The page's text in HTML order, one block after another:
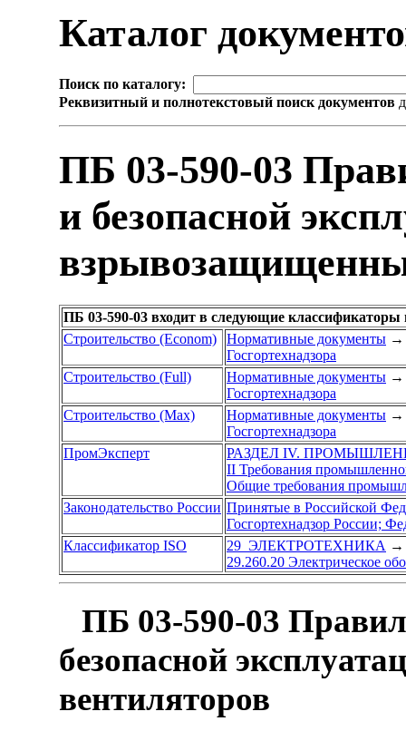
Каталог
Поиск по каталогу:
Реквизитный и полнотекстовый поиск документов
ПБ 03-590-03
и безопасной
ПБ 03-590-03 входит в следующие классификаторы
Строительство (Econom)
Нормативные документы →
Госгортехнадзора
Строительство (Full)
Нормативные документы →
Госгортехнадзора
Строительство (Max)
Нормативные документы →
Госгортехнадзора
ПромЭксперт
РАЗДЕЛ IV.
II Требования
Общие требования
Законодательство России Принятые в Российской
Госгортехнадзор России;
Классификатор ISO
29 ЭЛЕКТРОТЕХНИКА →
29.260.20 Электрическое
ПБ 03-590-03
безопасной
вентиляторов